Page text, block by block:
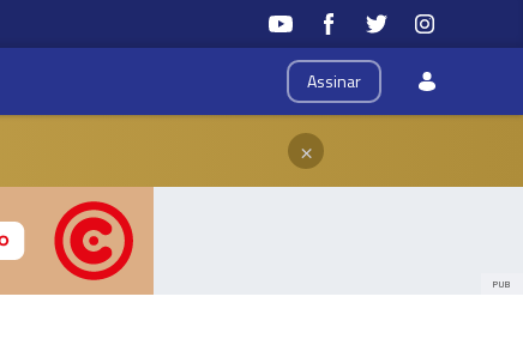
Assinar
×
PUB